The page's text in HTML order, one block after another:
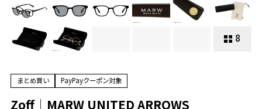
8
まとめ買い PayPayクーポン対象
Zoff│MARW UNITED ARROWS